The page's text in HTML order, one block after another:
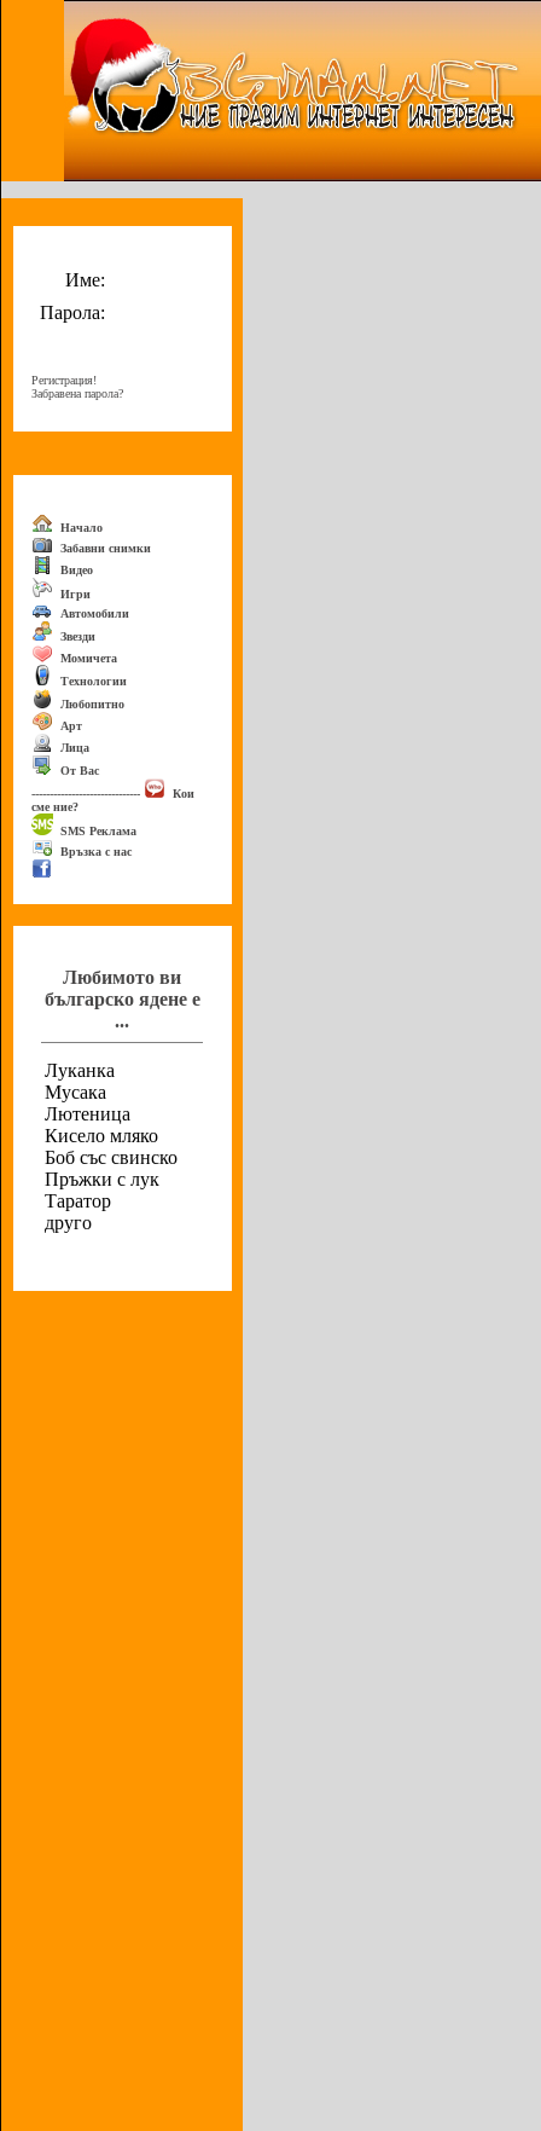
Име:
Парола:
Регистрация!
Забравена парола?
Начало
Забавни снимки
Видео
Игри
Автомобили
Звезди
Момичета
Технологии
Любопитно
Арт
Лица
От Вас
------------------------------
Кои
сме ние?
SMS Реклама
Връзка с нас
Любимото ви
българско ядене е
...
Луканка
Мусака
Лютеница
Кисело мляко
Боб със свинско
Пръжки с лук
Таратор
друго